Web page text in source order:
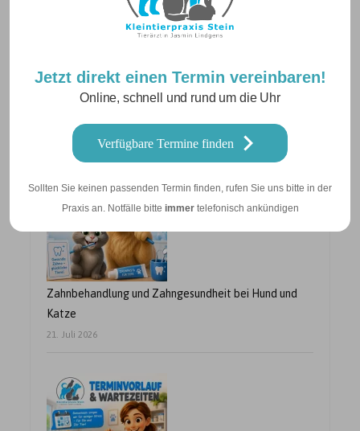
Jetzt direkt einen Termin vereinbaren!
Online, schnell und rund um die Uhr
Verfügbare Termine finden
Sollten Sie keinen passenden Termin finden, rufen Sie uns bitte in der
Praxis an. Notfälle bitte immertelefonisch ankündigen
Betriebsurlaub vom 10.08. – 21.08.2026
24. Juli 2026
Zahnbehandlung und Zahngesundheit bei Hund und
Katze
21. Juli 2026